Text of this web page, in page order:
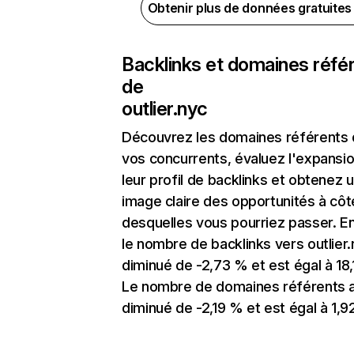
Obtenir plus de données
Backlinks et domaines
de
outlier.nyc
Découvrez les domaines référents
vos concurrents, évaluez
leur profil de backlinks et obtenez
image claire des opportunités à
desquelles vous pourriez passer.
le nombre de backlinks vers
diminué de -2,73 % et est égal à
Le nombre de domaines référents
diminué de -2,19 % et est égal à